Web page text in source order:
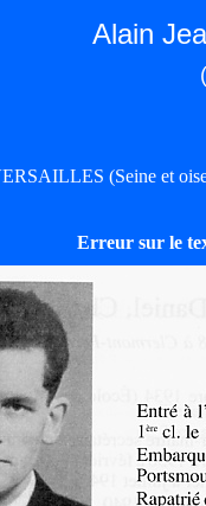
Alain
(Seine et
Erreur sur le